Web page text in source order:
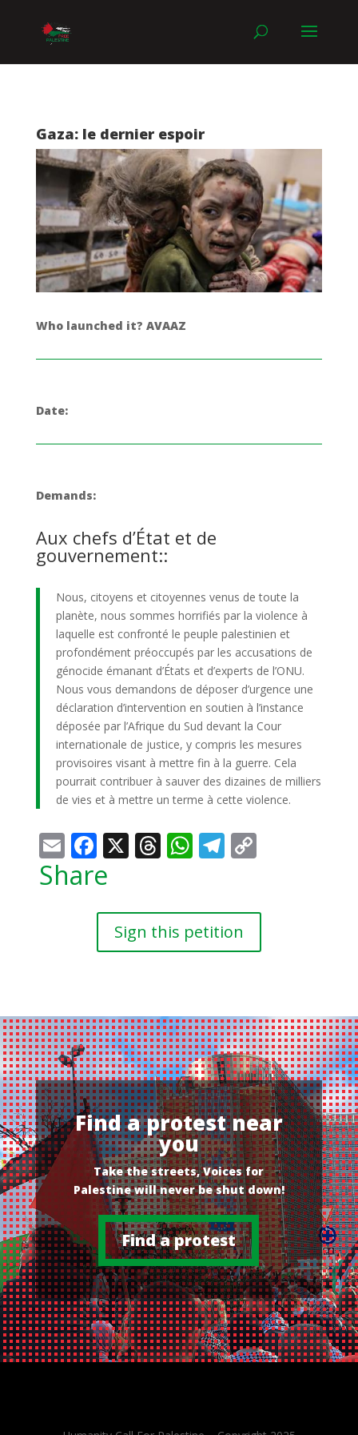
Gaza: le dernier espoir
Who launched it? AVAAZ
Date:
Demands:
Aux chefs d’État et de
gouvernement::
Nous, citoyens et citoyennes venus de toute la
planète, nous sommes horrifiés par la violence à
laquelle est confronté le peuple palestinien et
profondément préoccupés par les accusations de
génocide émanant d’États et d’experts de l’ONU.
Nous vous demandons de déposer d’urgence une
déclaration d’intervention en soutien à l’instance
déposée par l’Afrique du Sud devant la Cour
internationale de justice, y compris les mesures
provisoires visant à mettre fin à la guerre. Cela
pourrait contribuer à sauver des dizaines de milliers
de vies et à mettre un terme à cette violence.
EmailFacebook
X Threads
WhatsApp
Telegram
Copy
Share
Sign this petition
Find a protest near
you
Take the streets, Voices for
Palestine will never be shut down!
Find a protest